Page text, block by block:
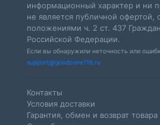
информационный характер и ни
не является публичной офертой,
положениями ч. 2 ст. 437
Российской Федерации.
Если вы обнаружили неточность или
support@goodzone116.ru
Контакты
Условия доставки
Гарантия, обмен и возврат товара